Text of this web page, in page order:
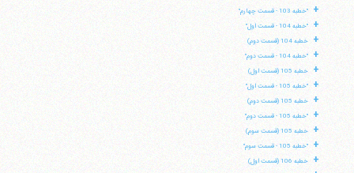
+ "خطبه 103 - قسمت چهارم"
+ "خطبه 104 - قسمت اول"
+ خطبه 104 (قسمت دوم)
+ "خطبه 104 - قسمت دوم"
+ خطبه 105 (قسمت اول)
+ "خطبه 105 - قسمت اول"
+ خطبه 105 (قسمت دوم)
+ "خطبه 105 - قسمت دوم"
+ خطبه 105 (قسمت سوم)
+ "خطبه 105 - قسمت سوم"
+ خطبه 106 (قسمت اول)